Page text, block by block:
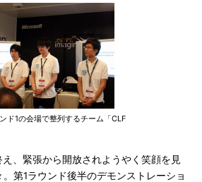
1の会場で整列するチーム「CLF
、緊張から開放されようやく笑顔を見
第1ラウンド後半のデモンストレーショ